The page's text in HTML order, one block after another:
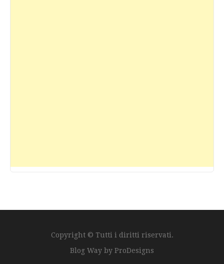
Copyright © Tutti i diritti riservati.
Blog Way by ProDesigns